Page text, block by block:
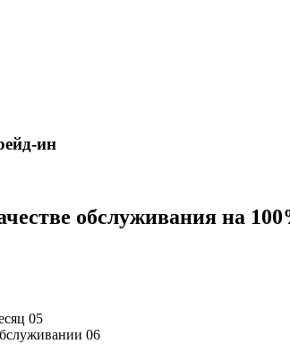
ин
обслуживания на
05
06